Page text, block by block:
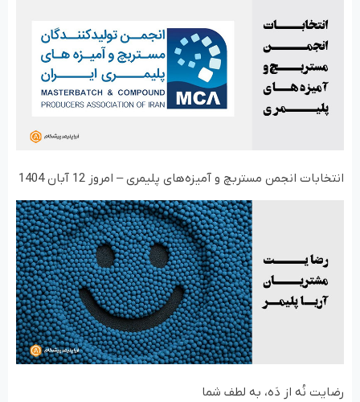
انتخابات انجمن مستربچ و آمیزه‌های پلیمری – امروز 12 آبان 1404
رضایت نُه از دَه، به لطف شما